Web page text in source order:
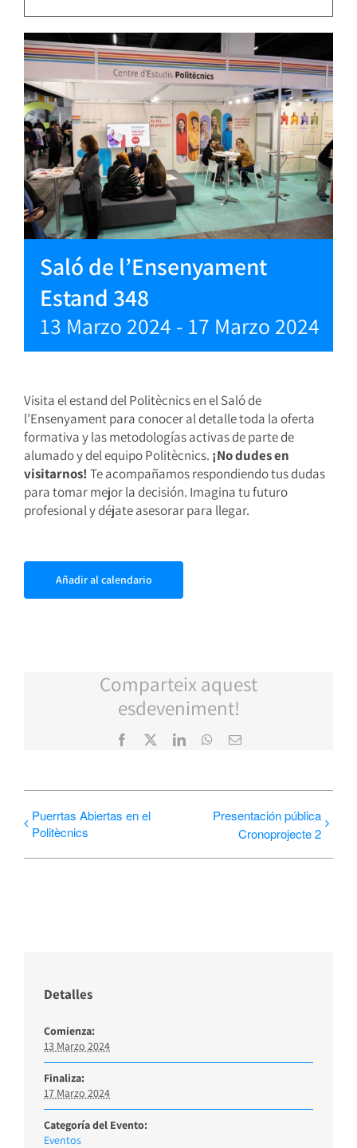
Saló de l’Ensenyament
Estand 348
13 Marzo 2024 - 17 Marzo 2024
Visita el estand del Politècnics en el Saló de
l’Ensenyament para conocer al detalle toda la oferta
formativa y las metodologías activas de parte de
alumado y del equipo Politècnics. ¡No dudes en
visitarnos!Te acompañamos respondiendo tus dudas
para tomar mejor la decisión. Imagina tu futuro
profesional y déjate asesorar para llegar.
Añadir al calendario
Comparteix aquest
esdeveniment!
Facebook LinkedInWhatsApp
Correo
Puerrtas Abiertas en el
Politècnics
Presentación pública
Cronoprojecte 2
Detalles
Comienza:
13 Marzo 2024
Finaliza:
17 Marzo 2024
Categoría del Evento:
Eventos